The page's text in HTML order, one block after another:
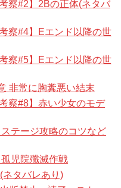
察#2】2Bの正体(ネタバ
察#4】Eエンド以降の世
察#5】Eエンド以降の世
非常に胸糞悪い結末
察#8】赤い少女のモデ
テージ攻略のコツなど
児院殲滅作戦
ネタバレあり)